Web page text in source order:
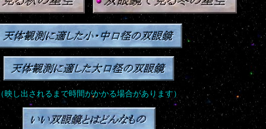
（映し出されるまで時間がかかる場合があります）